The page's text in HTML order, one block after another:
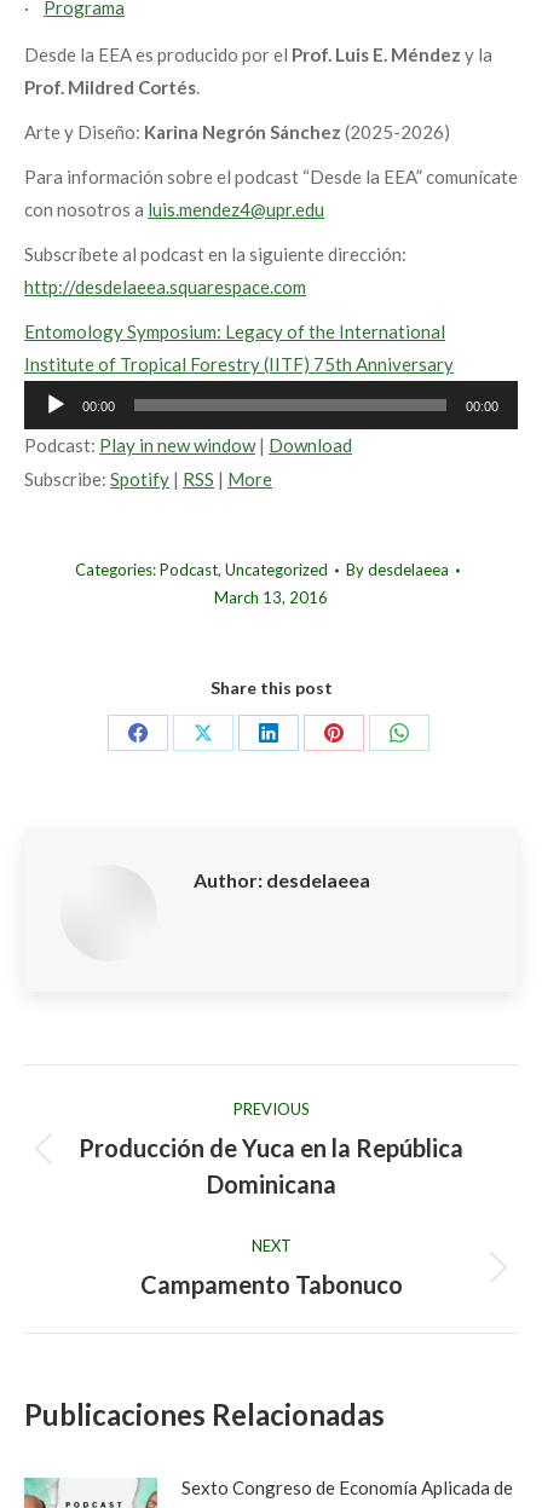
· Programa
Desde la EEA es producido por el Prof. Luis E. Méndez y la
Prof. Mildred Cortés.
Arte y Diseño: Karina Negrón Sánchez (2025-2026)
Para información sobre el podcast “Desde la EEA” comunícate
con nosotros a luis.mendez4@upr.edu
Subscríbete al podcast en la siguiente dirección:
http://desdelaeea.squarespace.com
Entomology Symposium: Legacy of the International
Institute of Tropical Forestry (IITF) 75th Anniversary
Audio
Player
00:00 00:00
Podcast: Play in new window| Download
Subscribe: Spotify | RSS | More
Categories:Podcast, Uncategorized Bydesdelaeea
March 13, 2016
Share this post
Share
Share
Share
Share
Share
Author: desdelaeea
navigation
PREVIOUS
Previous
post:
Producción de Yuca en la República
Dominicana
NEXT
Next
Campamento Tabonuco
Publicaciones Relacionadas
Sexto Congreso de Economía Aplicada de